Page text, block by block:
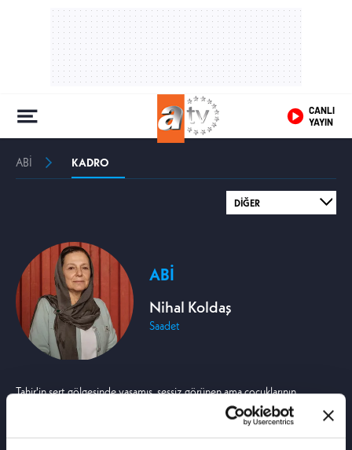
CANLI
YAYIN
ABİ KADRO
ABİ
Nihal Koldaş
Saadet
Tahir'in sert gölgesinde yaşamış, sessiz görünen ama çocuklarının
kaderinde büyük etkisi olan bir annedir. İçten içe oğlunu özleyen ve